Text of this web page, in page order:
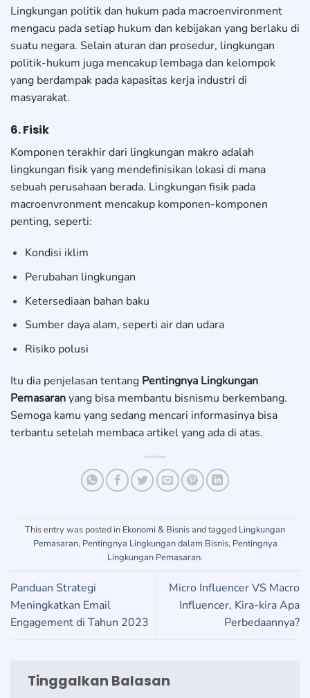
Lingkungan politik dan hukum pada macroenvironment
mengacu pada setiap hukum dan kebijakan yang berlaku di
suatu negara. Selain aturan dan prosedur, lingkungan
politik-hukum juga mencakup lembaga dan kelompok
yang berdampak pada kapasitas kerja industri di
masyarakat.
6. Fisik
Komponen terakhir dari lingkungan makro adalah
lingkungan fisik yang mendefinisikan lokasi di mana
sebuah perusahaan berada. Lingkungan fisik pada
macroenvronment mencakup komponen-komponen
penting, seperti:
Kondisi iklim
Perubahan lingkungan
Ketersediaan bahan baku
Sumber daya alam, seperti air dan udara
Risiko polusi
Itu dia penjelasan tentang Pentingnya Lingkungan
Pemasaranyang bisa membantu bisnismu berkembang.
Semoga kamu yang sedang mencari informasinya bisa
terbantu setelah membaca artikel yang ada di atas.
This entry was posted in Ekonomi & Bisnisand tagged Lingkungan
Pemasaran, Pentingnya Lingkungan dalam Bisnis, Pentingnya
Lingkungan Pemasaran.
Panduan Strategi
Meningkatkan Email
Engagement di Tahun 2023
Micro Influencer VS Macro
Influencer, Kira-kira Apa
Perbedaannya?
Tinggalkan Balasan